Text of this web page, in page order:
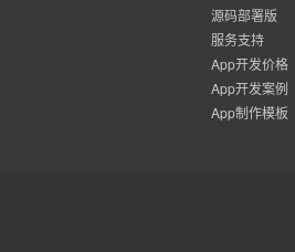
源码部署版
服务支持
App开发价格
App开发案例
App制作模板